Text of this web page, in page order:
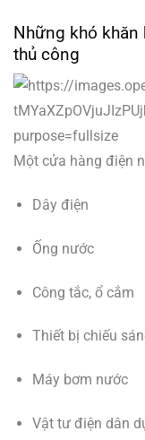
Những khó
thủ công
Một cửa hàng điện
Dây điện
Ống nước
Công tắc, ổ cắm
Thiết bị chiếu
Máy bơm nước
Vật tư điện dân